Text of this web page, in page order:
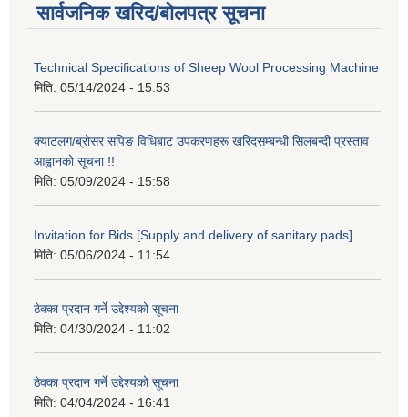
सार्वजनिक खरिद/बोलपत्र सूचना
Technical Specifications of Sheep Wool Processing Machine
मिति: 05/14/2024 - 15:53
क्याटलग/ब्रोसर सपिङ विधिबाट उपकरणहरू खरिदसम्बन्धी सिलबन्दी प्रस्ताव
आह्वानको सूचना !!
मिति: 05/09/2024 - 15:58
Invitation for Bids [Supply and delivery of sanitary pads]
मिति: 05/06/2024 - 11:54
ठेक्का प्रदान गर्ने उद्देश्यको सूचना
मिति: 04/30/2024 - 11:02
ठेक्का प्रदान गर्ने उद्देश्यको सूचना
मिति: 04/04/2024 - 16:41